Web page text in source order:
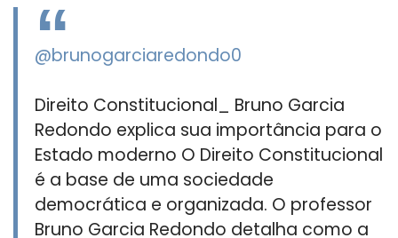
@brunogarciaredondo0
Direito Constitucional_ Bruno Garcia
Redondo explica sua importância para o
Estado moderno O Direito Constitucional
é a base de uma sociedade
democrática e organizada. O professor
Bruno Garcia Redondo detalha como a